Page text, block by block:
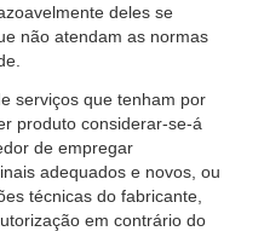
deles se
não atendam as normas
serviços que tenham por
produto considerar-se-á
de empregar
adequados e novos, ou
técnicas do fabricante,
em contrário do